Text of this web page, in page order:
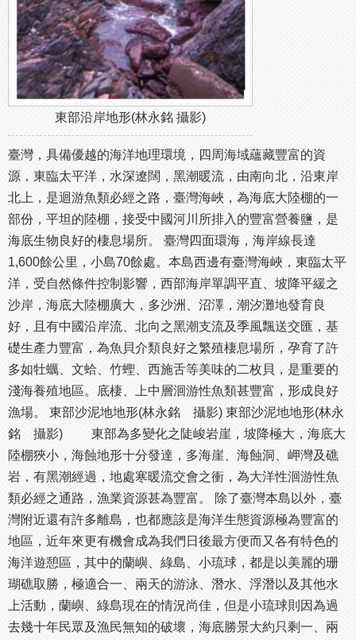
東部沿岸地形(林永銘 攝影)
臺灣，具備優越的海洋地理環境，四周海域蘊藏豐富的資
源，東臨太平洋，水深遼闊，黑潮暖流，由南向北，沿東岸
北上，是迴游魚類必經之路，臺灣海峽，為海底大陸棚的一
部份，平坦的陸棚，接受中國河川所排入的豐富營養鹽，是
海底生物良好的棲息場所。 臺灣四面環海，海岸線長達
1,600餘公里，小島70餘處。本島西邊有臺灣海峽，東臨太平
洋，受自然條件控制影響，西部海岸單調平直、坡降平緩之
沙岸，海底大陸棚廣大，多沙洲、沼澤，潮汐灘地發育良
好，且有中國沿岸流、北向之黑潮支流及季風飄送交匯，基
礎生產力豐富，為魚貝介類良好之繁殖棲息場所，孕育了許
多如牡蠣、文蛤、竹蟶、西施舌等美味的二枚貝，是重要的
淺海養殖地區。底棲、上中層洄游性魚類甚豐富，形成良好
漁場。 東部沙泥地地形(林永銘 攝影) 東部沙泥地地形(林永
銘 攝影) 東部為多變化之陡峻岩崖，坡降極大，海底大
陸棚狹小，海蝕地形十分發達，多海崖、海蝕洞、岬灣及礁
岩，有黑潮經過，地處寒暖流交會之衝，為大洋性洄游性魚
類必經之通路，漁業資源甚為豐富。 除了臺灣本島以外，臺
灣附近還有許多離島，也都應該是海洋生態資源極為豐富的
地區，近年來更有機會成為我們日後最方便而又各有特色的
海洋遊憩區，其中的蘭嶼、綠島、小琉球，都是以美麗的珊
瑚礁取勝，極適合一、兩天的游泳、潛水、浮潛以及其他水
上活動，蘭嶼、綠島現在的情況尚佳，但是小琉球則因為過
去幾十年民眾及漁民無知的破壞，海底勝景大約只剩一、兩